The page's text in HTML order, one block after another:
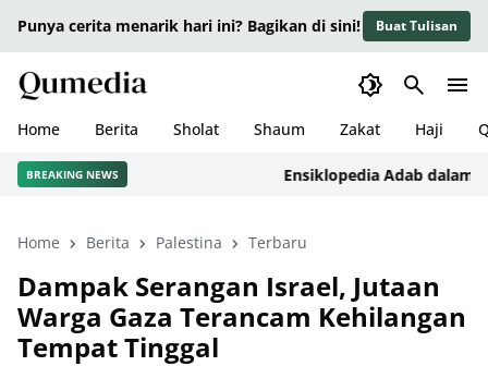
Punya cerita menarik hari ini? Bagikan di sini! Buat Tulisan
Home Berita Sholat Shaum Zakat Haji
BREAKING NEWS Ensiklopedia Adab dalam
Home Berita Palestina Terbaru
Dampak Serangan Israel, Jutaan
Warga Gaza Terancam Kehilangan
Tempat Tinggal